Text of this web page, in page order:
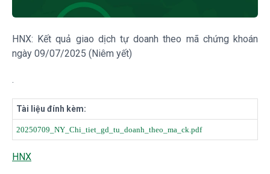
HNX: Kết quả giao dịch tự doanh theo mã chứng khoán
ngày 09/07/2025 (Niêm yết)
.
Tài liệu đính kèm:
20250709_NY_Chi_tiet_gd_tu_doanh_theo_ma_ck.pdf
HNX